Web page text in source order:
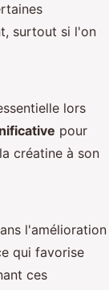
surtout si l'on
lors
pour
créatine à son
l'amélioration
qui favorise
ces